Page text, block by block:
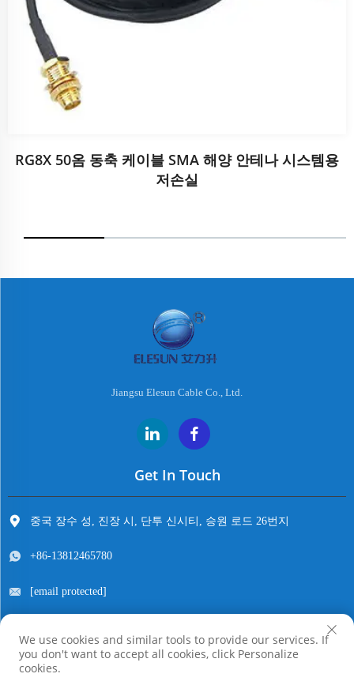
RG8X 50옴 동축 케이블 SMA 해양 안테나 시스템용
저손실
Jiangsu Elesun Cable Co., Ltd.
Get In Touch
중국 장수 성, 진장 시, 단투 신시티, 승원 로드 26번지
+86-13812465780
[email protected]
저작권 © 장수 엘레선 케이블 주식회사. 모든 권리 보유
We use cookies and similar tools to provide our services. If
you don't want to accept all cookies, click Personalize
cookies.